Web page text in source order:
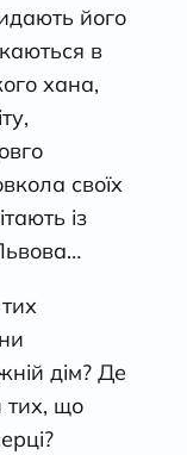
його
в
хана,
своїх
із
дім? Де
тих, що